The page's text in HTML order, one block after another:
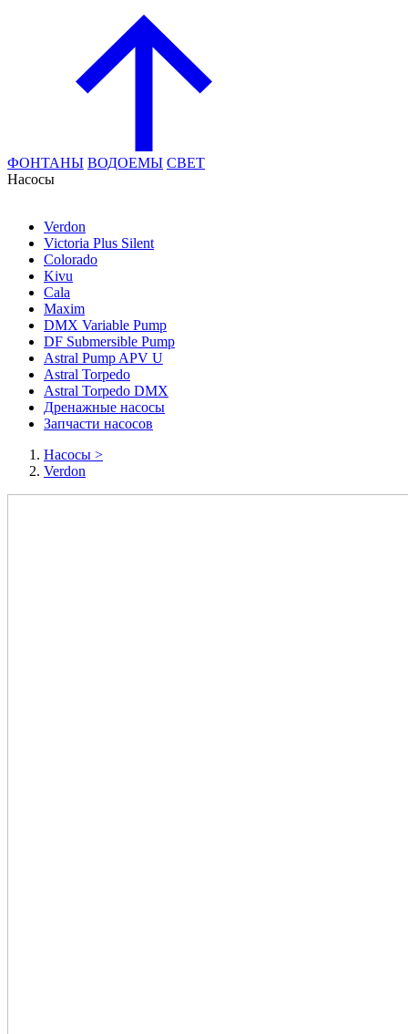
ФОНТАНЫ ВОДОЕМЫ СВЕТ
Насосы
Verdon
Victoria Plus Silent
Colorado
Kivu
Cala
Maxim
DMX Variable Pump
DF Submersible Pump
Astral Pump APV U
Astral Torpedo
Astral Torpedo DMX
Дренажные насосы
Запчасти насосов
Насосы >
Verdon